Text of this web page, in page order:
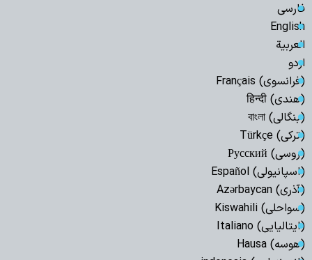
فارسی
English
العربیة
اردو
(فرانسوی) Français
(هندی) हिन्दी
(بنگالی) বাংলা
(ترکی) Türkçe
(روسی) Русский
(اسپانیولی) Español
(آذری) Azərbaycan
(سواحلی) Kiswahili
(ایتالیایی) Italiano
(هوسه) Hausa